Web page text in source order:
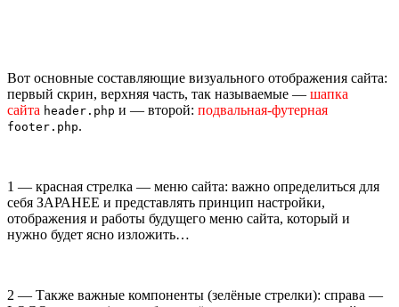
Вот основные составляющие визуального отображения сайта:
первый скрин, верхняя часть, так называемые — шапка
сайта header.php и — второй: подвальная-футерная
footer.php.
1 — красная стрелка — меню сайта: важно определиться для
себя ЗАРАНЕЕ и представлять принцип настройки,
отображения и работы будущего меню сайта, который и
нужно будет ясно изложить…
2 — Также важные компоненты (зелёные стрелки): справа —